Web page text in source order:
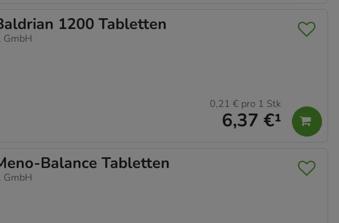
1200 Tabletten
GmbH
6,37 €¹
0,21 € pro 1 Stk
Balance Tabletten
GmbH